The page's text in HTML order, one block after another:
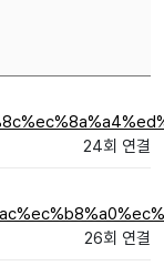
24회 연결
26회 연결